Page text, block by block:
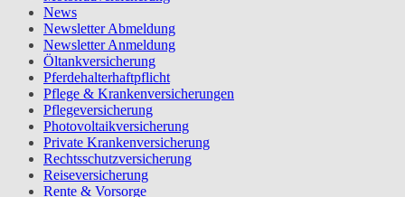
News
Newsletter Abmeldung
Newsletter Anmeldung
Öltankversicherung
Pferdehalterhaftpflicht
Pflege & Krankenversicherungen
Pflegeversicherung
Photovoltaikversicherung
Private Krankenversicherung
Rechtsschutzversicherung
Reiseversicherung
Rente & Vorsorge